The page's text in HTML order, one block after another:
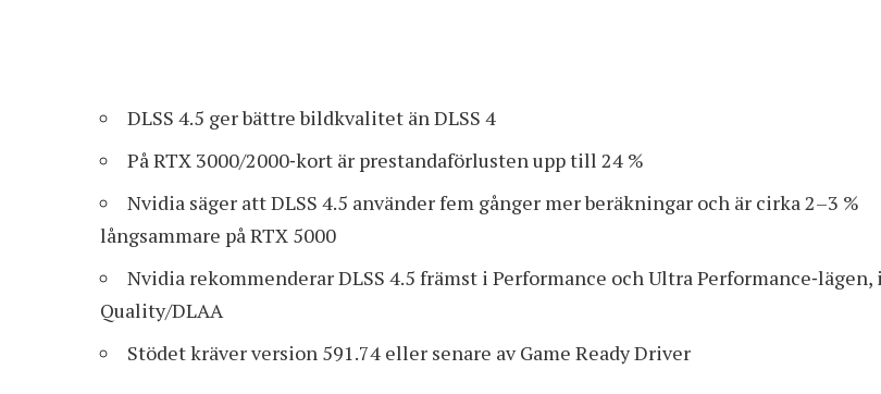
DLSS 4.5 ger bättre bildkvalitet än DLSS 4
På RTX 3000/2000‑kort är prestandaförlusten upp till 24 %
Nvidia säger att DLSS 4.5 använder fem gånger mer beräkningar och är cirka 2–3 %
långsammare på RTX 5000
Nvidia rekommenderar DLSS 4.5 främst i Performance och Ultra
Quality/DLAA
Stödetkräver version 591.74 eller senare av Game Ready Driver